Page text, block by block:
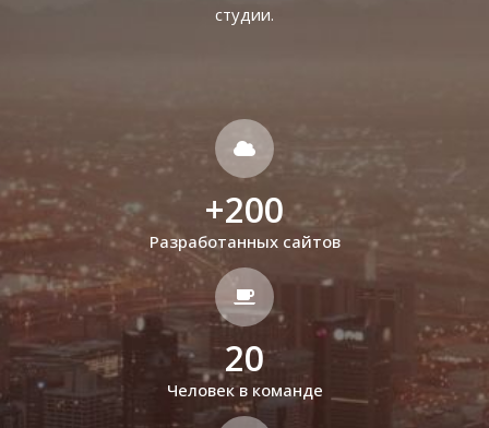
студии.
+200
Разработанных сайтов
20
Человек в команде